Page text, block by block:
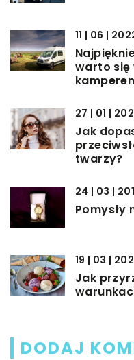
11 | 06 |
warto się
27 | 01 |
Jak
twarzy?
24 | 03 |
Pomysły
19 | 03 |
Jak
DODAJ